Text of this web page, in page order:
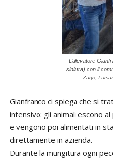
L’allevatore
sinistra) con il
Zago,
Gianfranco ci spiega che si
intensivo: gli animali escono
e vengono poi alimentati in
direttamente in azienda.
Durante la mungitura ogni